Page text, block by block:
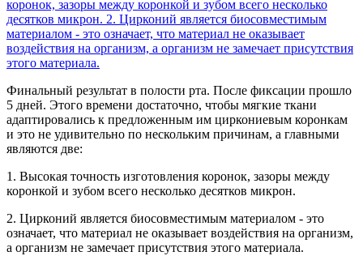
Финальный результат в полости рта. После фиксации прошло
5 дней. Этого времени достаточно, чтобы мягкие ткани
адаптировались к предложенным им циркониевым коронкам
и это не удивительно по нескольким причинам, а главными
являются две:
1. Высокая точность изготовления коронок, зазоры между
коронкой и зубом всего несколько десятков микрон.
2. Цирконий является биосовместимым материалом - это
означает, что материал не оказывает воздействия на организм,
а организм не замечает присутствия этого материала.